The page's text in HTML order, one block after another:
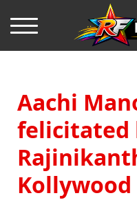
Aachi
felicitated
Kollywood